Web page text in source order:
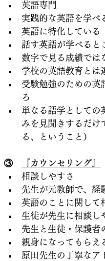
英語専門
実践的な英語を学べ
英語に特化している
話す英語が学べると
数字で見る成績では
学校の英語教育とは
受験勉強のための英
ろ
単なる語学としての
みを見聞きするだけ
る、ということ）
③
『カウンセリング』
相談しやすさ
先生が元教師で、経
英語のことに関して
生徒が先生に相談し
先生と生徒・保護者
親身になってもらえ
原田先生の丁寧なア